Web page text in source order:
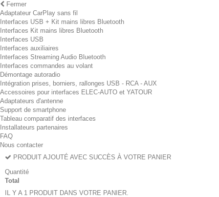
Fermer
Adaptateur CarPlay sans fil
Interfaces USB + Kit mains libres Bluetooth
Interfaces Kit mains libres Bluetooth
Interfaces USB
Interfaces auxiliaires
Interfaces Streaming Audio Bluetooth
Interfaces commandes au volant
Démontage autoradio
Intégration prises, borniers, rallonges USB - RCA - AUX
Accessoires pour interfaces ELEC-AUTO et YATOUR
Adaptateurs d'antenne
Support de smartphone
Tableau comparatif des interfaces
Installateurs partenaires
FAQ
Nous contacter
PRODUIT AJOUTÉ AVEC SUCCÈS À VOTRE PANIER
Quantité
Total
IL Y A 1 PRODUIT DANS VOTRE PANIER.